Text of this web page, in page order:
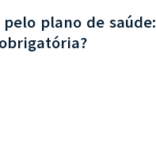
plano de saúde: